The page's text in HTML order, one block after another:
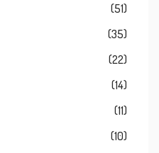
(51)
(35)
(22)
(14)
(11)
(10)